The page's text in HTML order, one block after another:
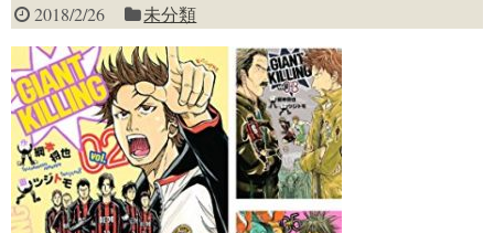
2018/2/26 未分類